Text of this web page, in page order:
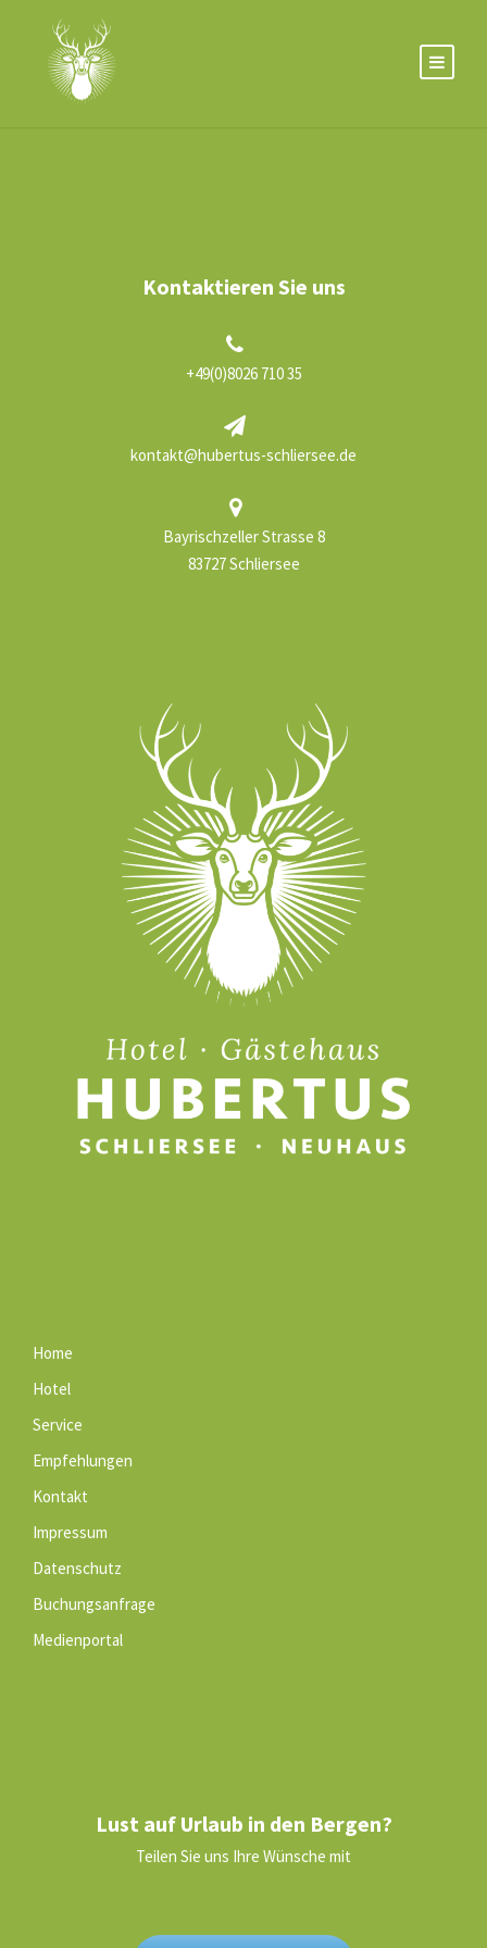
Kontaktieren Sie uns
+49(0)8026 710 35
kontakt@hubertus-schliersee.de
Bayrischzeller Strasse 8
83727 Schliersee
Home
Hotel
Service
Empfehlungen
Kontakt
Impressum
Datenschutz
Buchungsanfrage
Medienportal
Lust auf Urlaub in den Bergen?
Teilen Sie uns Ihre Wünsche mit